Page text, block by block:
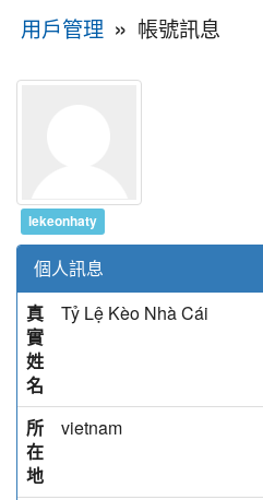
用戶管理 » 帳號訊息
lekeonhaty
個人訊息
真
實
姓
名
Tỷ Lệ Kèo Nhà Cái
所
在
地
vietnam